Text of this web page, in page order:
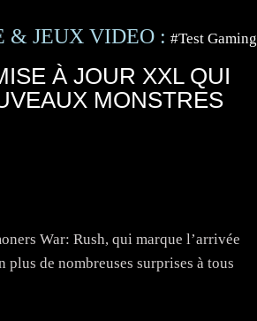
& JEUX VIDEO : #Test Gaming
À JOUR XXL QUI
MONSTRES
War: Rush, qui marque l’arrivée
de nombreuses surprises à tous